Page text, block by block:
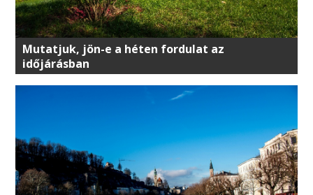
Mutatjuk, jön-e a héten fordulat az
időjárásban